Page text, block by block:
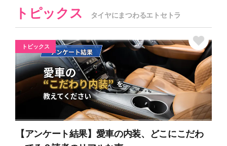
トピックス タイヤにまつわるエトセトラ
【アンケート結果】愛車の内装、どこにこだわ
トピックス